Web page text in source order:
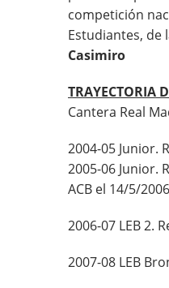
competición
Estudiantes, de
Casimiro
TRAYECTORIA
Cantera Real
2004-05 Junior.
2005-06 Junior.
ACB el 14/5/
2006-07 LEB 2.
2007-08 LEB